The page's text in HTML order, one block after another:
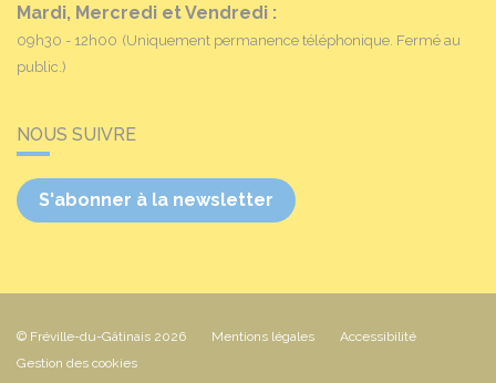
Mardi, Mercredi et Vendredi :
09h30 - 12h00 (Uniquement permanence téléphonique. Fermé au
public.)
NOUS SUIVRE
S'abonner à la newsletter
© Fréville-du-Gâtinais 2026 Mentions légales
Accessibilité
Gestion des cookies